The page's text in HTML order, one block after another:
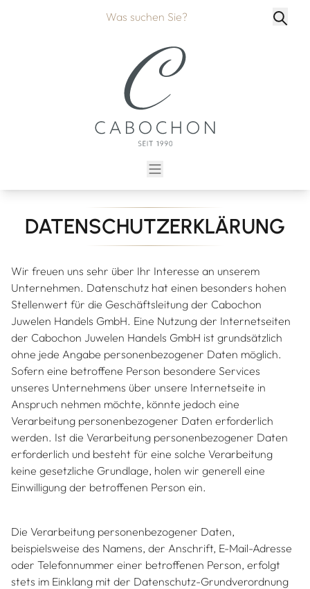
DATENSCHUTZERKLÄRUNG
Wir freuen uns sehr über Ihr Interesse an unserem
Unternehmen. Datenschutz hat einen besonders hohen
Stellenwert für die Geschäftsleitung der Cabochon
Juwelen Handels GmbH. Eine Nutzung der Internetseiten
der Cabochon Juwelen Handels GmbH ist grundsätzlich
ohne jede Angabe personenbezogener Daten möglich.
Sofern eine betroffene Person besondere Services
unseres Unternehmens über unsere Internetseite in
Anspruch nehmen möchte, könnte jedoch eine
Verarbeitung personenbezogener Daten erforderlich
werden. Ist die Verarbeitung personenbezogener Daten
erforderlich und besteht für eine solche Verarbeitung
keine gesetzliche Grundlage, holen wir generell eine
Einwilligung der betroffenen Person ein.
Die Verarbeitung personenbezogener Daten,
beispielsweise des Namens, der Anschrift, E-Mail-Adresse
oder Telefonnummer einer betroffenen Person, erfolgt
stets im Einklang mit der Datenschutz-Grundverordnung